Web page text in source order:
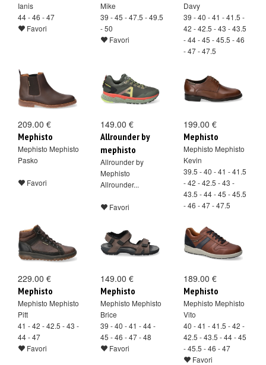
Ianis
44 - 46 - 47
Favori
Mike
39 - 45 - 47.5 - 49.5
- 50
Favori
Davy
39 - 40 - 41 - 41.5 -
42 - 42.5 - 43 - 43.5
- 44 - 45 - 45.5 - 46
- 47 - 47.5
209.00 €
Mephisto
Mephisto Mephisto
Pasko
Favori
149.00 €
Allrounder by
mephisto
Allrounder by
Mephisto
Allrounder...
Favori
199.00 €
Mephisto
Mephisto Mephisto
Kevin
39.5 - 40 - 41 - 41.5
- 42 - 42.5 - 43 -
43.5 - 44 - 45 - 45.5
- 46 - 47 - 47.5
229.00 €
Mephisto
Mephisto Mephisto
Pitt
41 - 42 - 42.5 - 43 -
44 - 47
Favori
149.00 €
Mephisto
Mephisto Mephisto
Brice
39 - 40 - 41 - 44 -
45 - 46 - 47 - 48
Favori
189.00 €
Mephisto
Mephisto Mephisto
Vito
40 - 41 - 41.5 - 42 -
42.5 - 43.5 - 44 - 45
- 45.5 - 46 - 47
Favori